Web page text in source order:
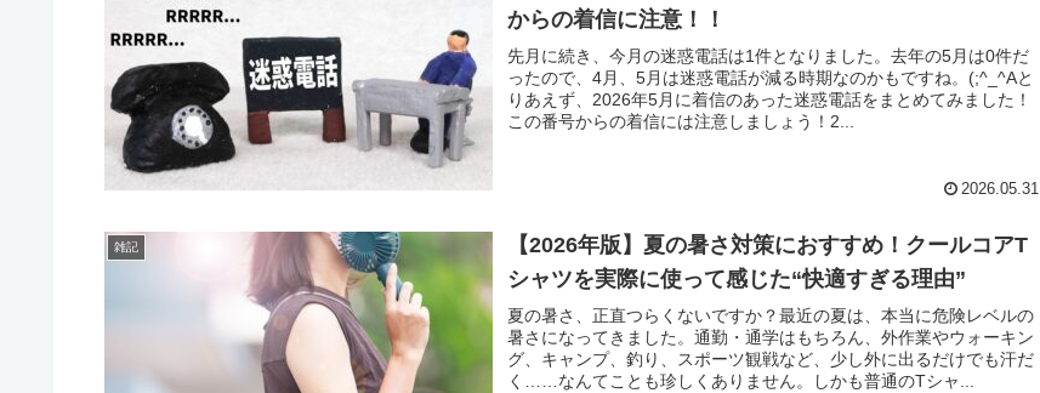
からの着信に注意！！
先月に続き、今月の迷惑電話は1件となりました。去年の5月は0件だ
ったので、4月、5月は迷惑電話が減る時期なのかもですね。(;^_^Aと
りあえず、2026年5月に着信のあった迷惑電話をまとめてみました！
この番号からの着信には注意しましょう！2...
2026.05.31
雑記
【2026年版】夏の暑さ対策におすすめ！クールコアT
シャツを実際に使って感じた“快適すぎる理由”
夏の暑さ、正直つらくないですか？最近の夏は、本当に危険レベルの
暑さになってきました。通勤・通学はもちろん、外作業やウォーキン
グ、キャンプ、釣り、スポーツ観戦など、少し外に出るだけでも汗だ
く……なんてことも珍しくありません。しかも普通のTシャ...